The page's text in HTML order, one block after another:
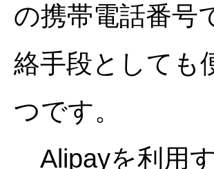
の携帯電話番号
絡手段としても
つです。
Alipayを利用